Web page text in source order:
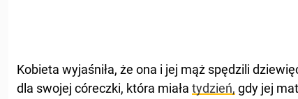
Kobieta wyjaśniła, że ona i jej mąż spędzili
dla swojej córeczki, która miała tydzień, gdy jej